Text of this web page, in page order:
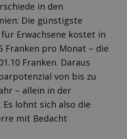
in den
Die günstigste
Erwachsene kostet in
Franken pro Monat – die
Franken. Daraus
von bis zu
– allein in der
lohnt sich also die
mit Bedacht